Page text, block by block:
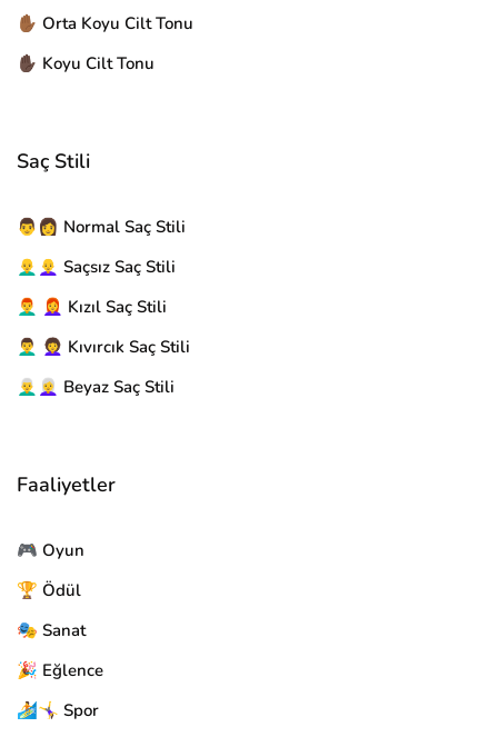
✋🏾 Orta Koyu Cilt Tonu
✋🏿 Koyu Cilt Tonu
Saç Stili
👨👩 Normal Saç Stili
👨‍🦲👩‍🦲 Saçsız Saç Stili
👨‍🦰 👩‍🦰 Kızıl Saç Stili
👨‍🦱 👩‍🦱 Kıvırcık Saç Stili
👨‍🦳👩‍🦳 Beyaz Saç Stili
Faaliyetler
🎮 Oyun
🏆 Ödül
🎭 Sanat
🎉 Eğlence
🏄🤸‍♀️ Spor